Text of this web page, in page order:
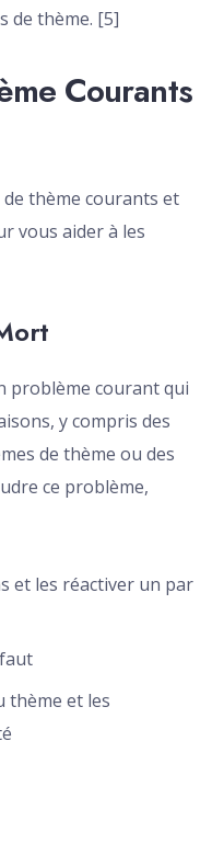
de thème. [5]
Courants
thème courants et
vous aider à les
problème courant qui
y compris des
de thème ou des
ce problème,
et les réactiver un par
thème et les